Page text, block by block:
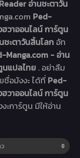
อ่านชะตาวัน
Ped-
วาออนไลน์ การ์ตูน
ชะตาวันสิ้นโลก อัท
Manga.com - อ่าน
นแปลไทย . อย่าลืม
อมังงะ ได้ที่ Ped-
วาออนไลน์ การ์ตูน
ะการ์ตูน มีให้อ่าน